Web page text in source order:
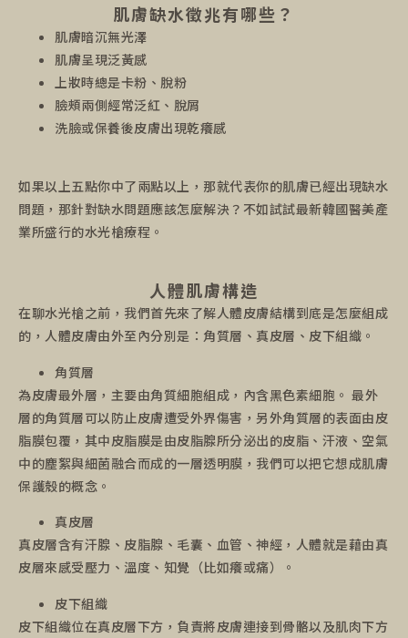
肌膚缺水徵兆有哪些？
肌膚暗沉無光澤
肌膚呈現泛黃感
上妝時總是卡粉、脫粉
臉頰兩側經常泛紅、脫屑
洗臉或保養後皮膚出現乾癢感
如果以上五點你中了兩點以上，那就代表你的肌膚已經出現缺水
問題，那針對缺水問題應該怎麼解決？不如試試最新韓國醫美產
業所盛行的水光槍療程。
人體肌膚構造
在聊水光槍之前，我們首先來了解人體皮膚結構到底是怎麼組成
的，人體皮膚由外至內分別是：角質層、真皮層、皮下組織。
角質層
為皮膚最外層，主要由角質細胞組成，內含黑色素細胞。 最外
層的角質層可以防止皮膚遭受外界傷害，另外角質層的表面由皮
脂膜包覆，其中皮脂膜是由皮脂腺所分泌出的皮脂、汗液、空氣
中的塵絮與細菌融合而成的一層透明膜，我們可以把它想成肌膚
保護殼的概念。
真皮層
真皮層含有汗腺、皮脂腺、毛囊、血管、神經，人體就是藉由真
皮層來感受壓力、溫度、知覺（比如癢或痛）。
皮下組織
皮下組織位在真皮層下方，負責將皮膚連接到骨骼以及肌肉下方